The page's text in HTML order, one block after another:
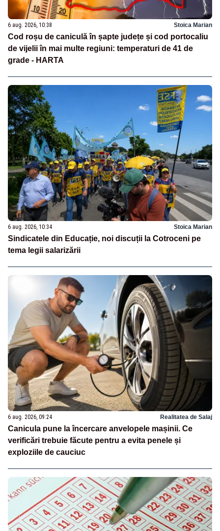
6 aug. 2026, 10:38 Stoica Marian
Cod roșu de caniculă în șapte județe și cod portocaliu
de vijelii în mai multe regiuni: temperaturi de 41 de
grade - HARTA
6 aug. 2026, 10:34 Stoica Marian
Sindicatele din Educație, noi discuții la Cotroceni pe
tema legii salarizării
6 aug. 2026, 09:24 Realitatea de Salaj
Canicula pune la încercare anvelopele mașinii. Ce
verificări trebuie făcute pentru a evita penele și
exploziile de cauciuc